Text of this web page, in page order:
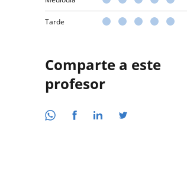
Tarde
Comparte a este
profesor